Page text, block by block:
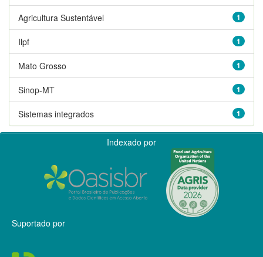
1
Agricultura Sustentável
1
Ilpf
1
Mato Grosso
1
Sinop-MT
1
Sistemas integrados
Indexado por
Suportado por